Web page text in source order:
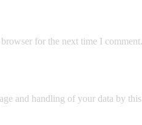
for the next time I comment.
and handling of your data by